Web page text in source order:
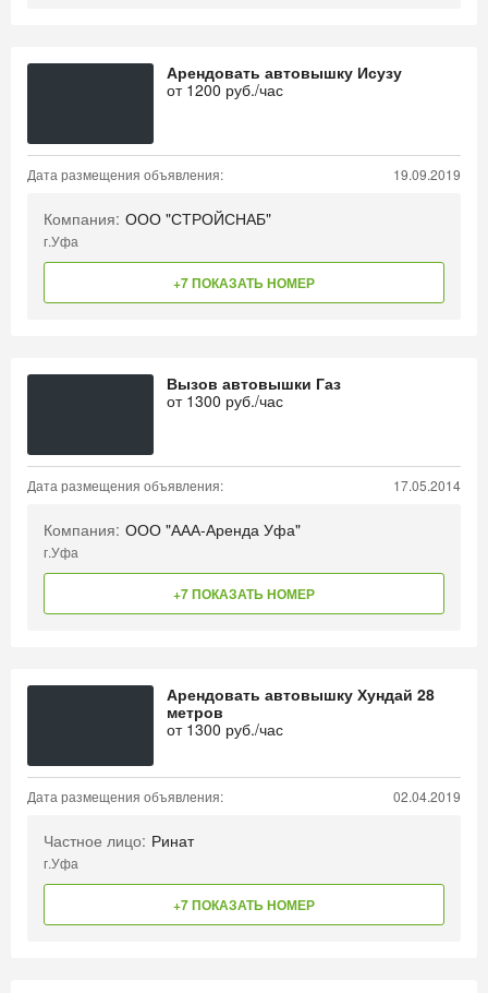
Арендовать автовышку Исузу
от 1200 руб./час
Дата размещения объявления: 19.09.2019
Компания: ООО "СТРОЙСНАБ"
г.Уфа
+7 ПОКАЗАТЬ НОМЕР
Вызов автовышки Газ
от 1300 руб./час
Дата размещения объявления: 17.05.2014
Компания: ООО "ААА-Аренда Уфа"
г.Уфа
+7 ПОКАЗАТЬ НОМЕР
Арендовать автовышку Хундай 28
метров
от 1300 руб./час
Дата размещения объявления: 02.04.2019
Частное лицо: Ринат
г.Уфа
+7 ПОКАЗАТЬ НОМЕР